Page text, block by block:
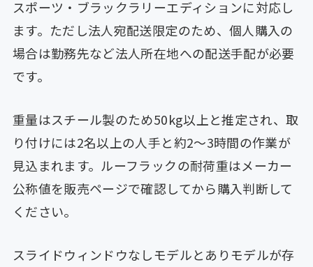
スポーツ・ブラックラリーエディションに対応し
ます。ただし法人宛配送限定のため、個人購入の
場合は勤務先など法人所在地への配送手配が必要
です。
重量はスチール製のため50kg以上と推定され、取
り付けには2名以上の人手と約2〜3時間の作業が
見込まれます。ルーフラックの耐荷重はメーカー
公称値を販売ページで確認してから購入判断して
ください。
スライドウィンドウなしモデルとありモデルが存